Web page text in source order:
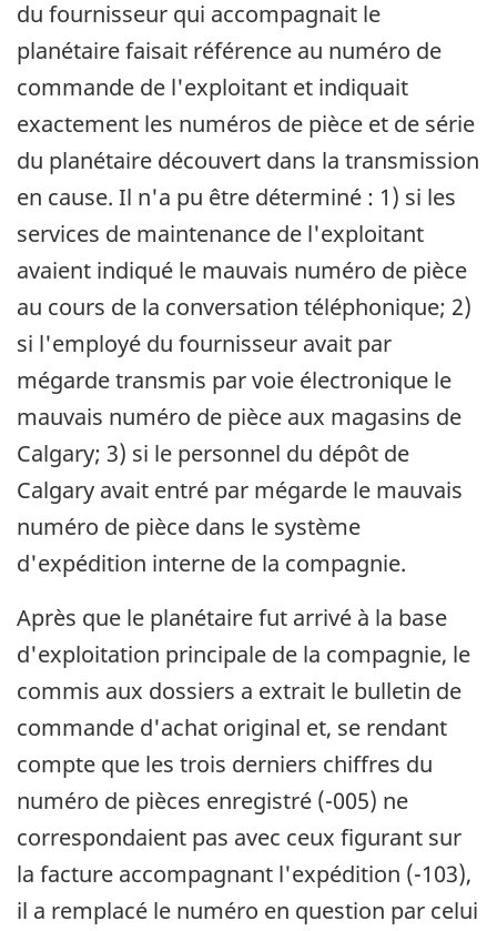
du fournisseur qui accompagnait le
planétaire faisait référence au numéro de
commande de l'exploitant et indiquait
exactement les numéros de pièce et de série
du planétaire découvert dans la transmission
en cause. Il n'a pu être déterminé : 1) si les
services de maintenance de l'exploitant
avaient indiqué le mauvais numéro de pièce
au cours de la conversation téléphonique; 2)
si l'employé du fournisseur avait par
mégarde transmis par voie électronique le
mauvais numéro de pièce aux magasins de
Calgary; 3) si le personnel du dépôt de
Calgary avait entré par mégarde le mauvais
numéro de pièce dans le système
d'expédition interne de la compagnie.
Après que le planétaire fut arrivé à la base
d'exploitation principale de la compagnie, le
commis aux dossiers a extrait le bulletin de
commande d'achat original et, se rendant
compte que les trois derniers chiffres du
numéro de pièces enregistré (-005) ne
correspondaient pas avec ceux figurant sur
la facture accompagnant l'expédition (-103),
il a remplacé le numéro en question par celui